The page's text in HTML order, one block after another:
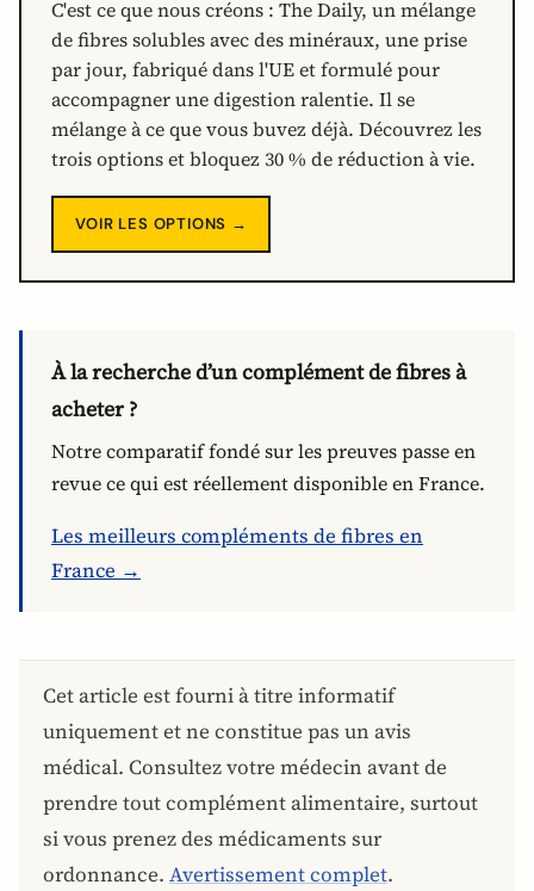
C'est ce que nous créons : The Daily, un mélange
de fibres solubles avec des minéraux, une prise
par jour, fabriqué dans l'UE et formulé pour
accompagner une digestion ralentie. Il se
mélange à ce que vous buvez déjà. Découvrez les
trois options et bloquez 30 % de réduction à vie.
VOIR LES OPTIONS →
À la recherche d’un complément de fibres à
acheter ?
Notre comparatif fondé sur les preuves passe en
revue ce qui est réellement disponible en France.
Les meilleurs compléments de fibres en
France →
Cet article est fourni à titre informatif
uniquement et ne constitue pas un avis
médical. Consultez votre médecin avant de
prendre tout complément alimentaire, surtout
si vous prenez des médicaments sur
ordonnance. Avertissement complet.